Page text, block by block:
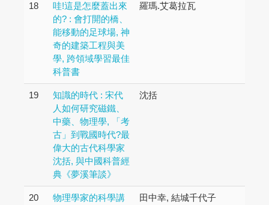
18
哇!這是怎麼蓋出來
的? : 會打開的橋、
能移動的足球場, 神
奇的建築工程與美
學, 跨領域學習最佳
科普書
羅瑪.艾葛拉瓦
19
知識的時代 : 宋代
人如何研究磁鐵、
中藥、物理學, 「考
古」到戰國時代?最
偉大的古代科學家
沈括, 與中國科普經
典《夢溪筆談》
沈括
20
物理學家的科學講
田中幸, 結城千代子